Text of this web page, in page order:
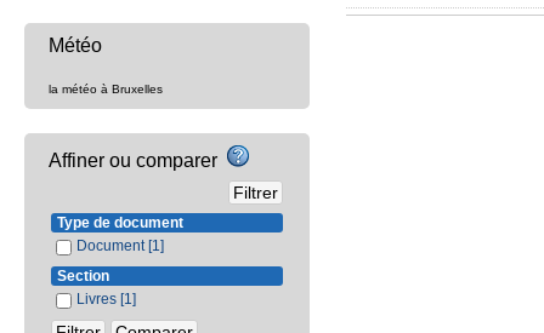
Météo
la météo à Bruxelles
Affiner ou comparer
Type de document
Document [1]
Section
Livres [1]